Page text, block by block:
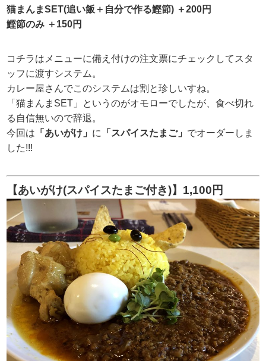
猫まんまSET(追い飯＋自分で作る鰹節) ＋200円
鰹節のみ ＋150円
コチラはメニューに備え付けの注文票にチェックしてスタ
ッフに渡すシステム。
カレー屋さんでこのシステムは割と珍しいすね。
「猫まんまSET」というのがオモローでしたが、食べ切れ
る自信無いので辞退。
今回は 「あいがけ」 に 「スパイスたまご」 でオーダーしま
した!!!
【あいがけ(スパイスたまご付き)】1,100円